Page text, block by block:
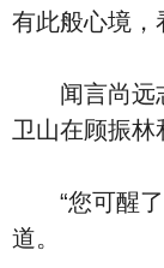
有此般心境，
闻言尚远志
卫山在顾振林
“您可醒了
道。